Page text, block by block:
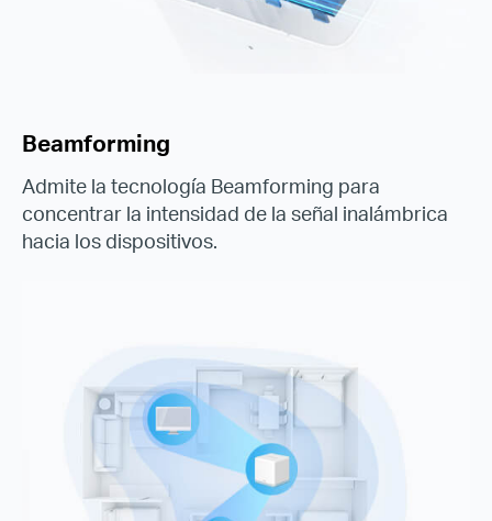
Beamforming
Admite la tecnología Beamforming para
concentrar la intensidad de la señal inalámbrica
hacia los dispositivos.